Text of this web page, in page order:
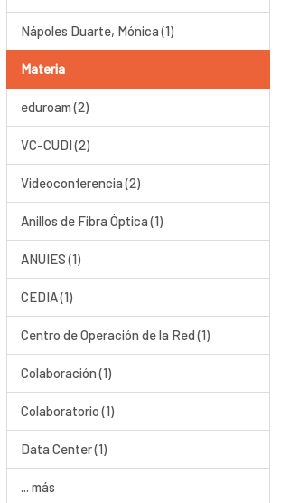
Nápoles Duarte, Mónica (1)
Materia
eduroam (2)
VC-CUDI (2)
Videoconferencia (2)
Anillos de Fibra Óptica (1)
ANUIES (1)
CEDIA (1)
Centro de Operación de la Red (1)
Colaboración (1)
Colaboratorio (1)
Data Center (1)
... más